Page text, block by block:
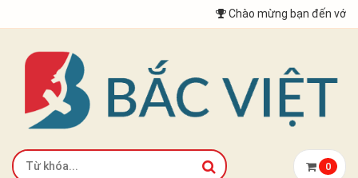
Chào mừng bạn đến với
0